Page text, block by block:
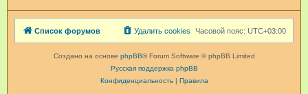
Список форумов Часовой пояс: UTC+03:00
Удалить cookies
Создано на основе phpBB® Forum Software © phpBB Limited
Русская поддержка phpBB
Конфиденциальность| Правила